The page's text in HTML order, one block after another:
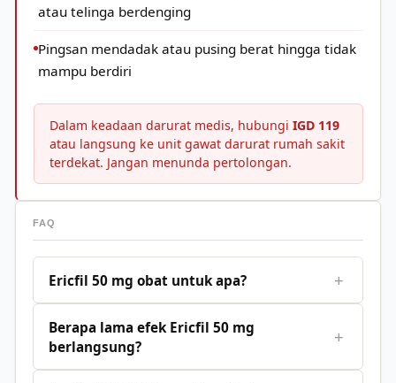
atau telinga berdenging
Pingsan mendadak atau pusing berat hingga tidak
mampu berdiri
Dalam keadaan darurat medis, hubungi IGD 119
atau langsung ke unit gawat darurat rumah sakit
terdekat. Jangan menunda pertolongan.
FAQ
Ericfil 50 mg obat untuk apa? +
Berapa lama efek Ericfil 50 mg
berlangsung?
+